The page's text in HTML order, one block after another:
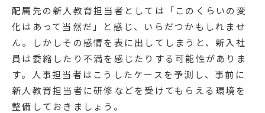
配属先の新人教育担当者としては「このくらいの変
化はあって当然だ」と感じ、いらだつかもしれませ
ん。しかしその感情を表に出してしまうと、新入社
員は委縮したり不満を感じたりする可能性がありま
す。人事担当者はこうしたケースを予測し、事前に
新人教育担当者に研修などを受けてもらえる環境を
整備しておきましょう。